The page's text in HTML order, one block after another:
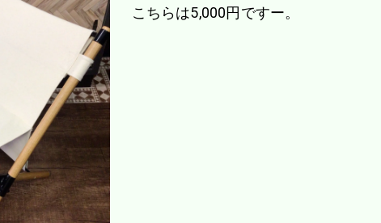
こちらは5,000円ですー。